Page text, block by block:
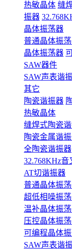
热敏晶体 缝
振器
晶体振荡器
普通晶体振
晶体振荡器
SAW器件
SAW声表谐
其它
陶瓷谐振器
热敏晶体
缝焊式陶瓷
陶瓷金属谐
全陶瓷谐振器
32.768KHz音
AT切谐振器
普通晶体振
超低相噪振
温补晶体振
压控晶体振
可编程晶体
SAW声表谐